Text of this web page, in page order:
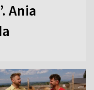
Ania